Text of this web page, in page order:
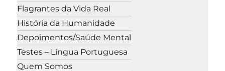
Flagrantes da Vida Real
História da Humanidade
Depoimentos/Saúde Mental
Testes – Língua Portuguesa
Quem Somos